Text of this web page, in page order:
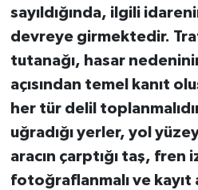
sayıldığında, ilgili
devreye girmektedir.
tutanağı, hasar
açısından temel kanıt
her tür delil
uğradığı yerler, yol
aracın çarptığı taş, fren
fotoğraflanmalı ve kayıt